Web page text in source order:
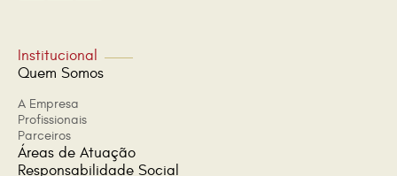
Institucional
Quem Somos
A Empresa
Profissionais
Parceiros
Áreas de Atuação
Responsabilidade Social